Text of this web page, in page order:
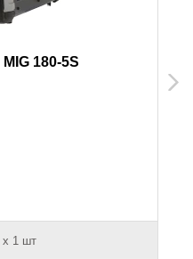
180-5S
х 1 шт
Next